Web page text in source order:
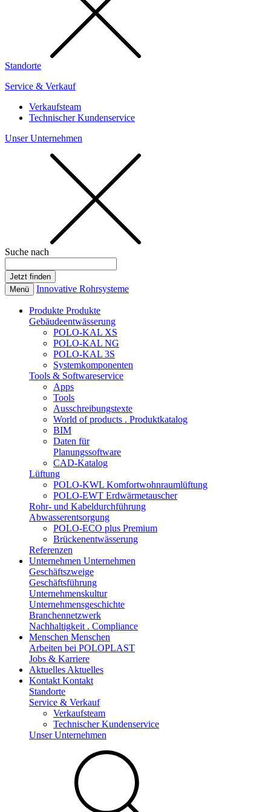
Standorte
Service & Verkauf
Verkaufsteam
Technischer Kundenservice
Unser Unternehmen
Suche nach
Menü Innovative Rohrsysteme
Produkte Produkte
Gebäudeentwässerung
POLO-KAL XS
POLO-KAL NG
POLO-KAL 3S
Systemkomponenten
Tools & Softwareservice
Apps
Tools
Ausschreibungstexte
World of products . Produktkatalog
BIM
Daten für
Planungssoftware
CAD-Katalog
Lüftung
POLO-KWL Komfortwohnraumlüftung
POLO-EWT Erdwärmetauscher
Rohr- und Kabeldurchführung
Abwasserentsorgung
POLO-ECO plus Premium
Brückenentwässerung
Referenzen
Unternehmen Unternehmen
Geschäftszweige
Geschäftsführung
Unternehmenskultur
Unternehmensgeschichte
Branchennetzwerk
Nachhaltigkeit . Compliance
Menschen Menschen
Arbeiten bei POLOPLAST
Jobs & Karriere
Aktuelles Aktuelles
Kontakt Kontakt
Standorte
Service & Verkauf
Verkaufsteam
Technischer Kundenservice
Unser Unternehmen